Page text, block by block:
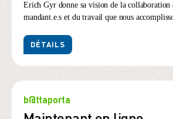
Erich Gyr donne sa vision de la collaboration
mandant.e.s et du travail que nous
DÉTAILS
b@ttaporta